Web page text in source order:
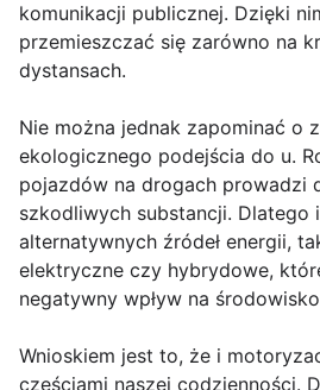
komunikacji publicznej. Dzięki
przemieszczać się zarówno na
dystansach.
Nie można jednak zapominać o
ekologicznego podejścia do u.
pojazdów na drogach prowadzi
szkodliwych substancji. Dlatego
alternatywnych źródeł energii,
elektryczne czy hybrydowe,
negatywny wpływ na
Wnioskiem jest to, że i
częściami naszej codzienności.